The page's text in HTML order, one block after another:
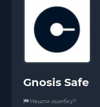
Gnosis Safe
Нашли ошибку?